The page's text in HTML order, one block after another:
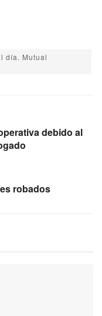
día. Mutual
debido al
robados